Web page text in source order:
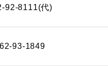
92-8111(代)
93-1849